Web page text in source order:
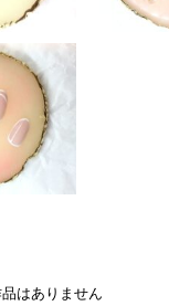
はありません